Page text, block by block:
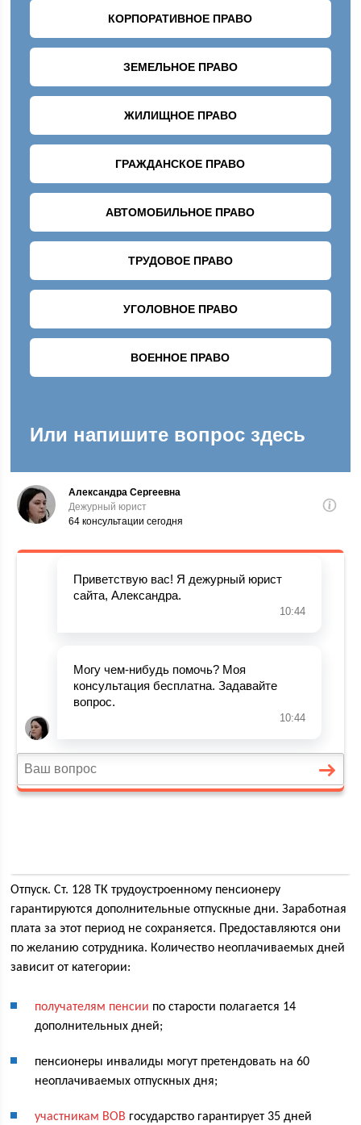
Отпуск. Ст. 128 ТК трудоустроенному пенсионеру
гарантируются дополнительные отпускные дни. Заработная
плата за этот период не сохраняется. Предоставляются они
по желанию сотрудника. Количество неоплачиваемых дней
зависит от категории:
получателям пенсии по старости полагается 14
дополнительных дней;
пенсионеры инвалиды могут претендовать на 60
неоплачиваемых отпускных дня;
участникам ВОВ государство гарантирует 35 дней